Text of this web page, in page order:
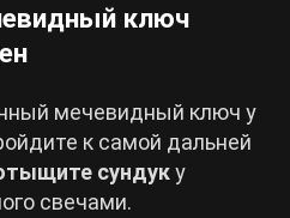
ключ
мечевидный ключ у
к самой дальней
сундуку
свечами.